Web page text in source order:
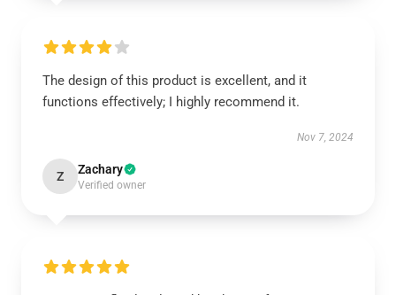
The design of this product is excellent, and it
functions effectively; I highly recommend it.
Nov 7, 2024
Z Zachary
Verified owner